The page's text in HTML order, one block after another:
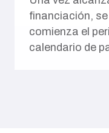
financiación,
comienza el
calendario de